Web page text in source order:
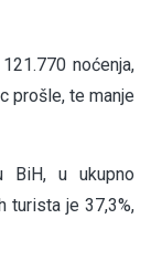
noćenja,
prošle, te manje
BiH, u ukupno
turista je 37,3%,